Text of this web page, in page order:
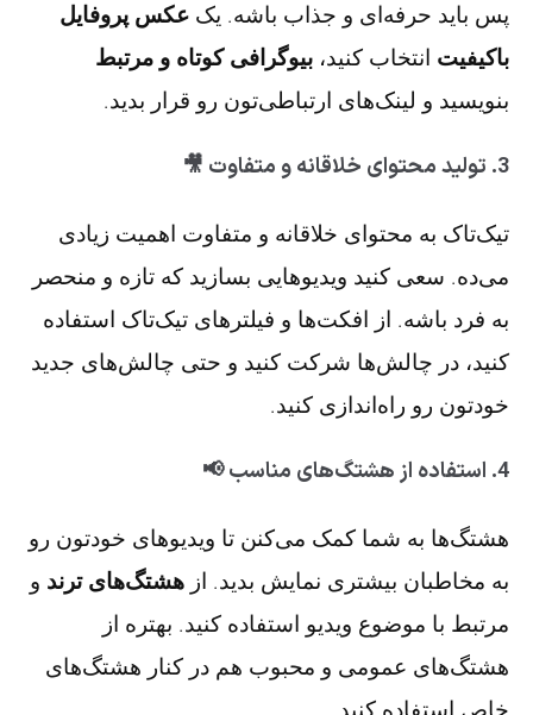
پس باید حرفه‌ای و جذاب باشه. یک عکس پروفایل
باکیفیت انتخاب کنید، بیوگرافی کوتاه و مرتبط
بنویسید و لینک‌های ارتباطی‌تون رو قرار بدید.
3. تولید محتوای خلاقانه و متفاوت 🎥
تیک‌تاک به محتوای خلاقانه و متفاوت اهمیت زیادی
می‌ده. سعی کنید ویدیوهایی بسازید که تازه و منحصر
به فرد باشه. از افکت‌ها و فیلترهای تیک‌تاک استفاده
کنید، در چالش‌ها شرکت کنید و حتی چالش‌های جدید
خودتون رو راه‌اندازی کنید.
4. استفاده از هشتگ‌های مناسب 📢
هشتگ‌ها به شما کمک می‌کنن تا ویدیوهای خودتون رو
به مخاطبان بیشتری نمایش بدید. از هشتگ‌های ترند و
مرتبط با موضوع ویدیو استفاده کنید. بهتره از
هشتگ‌های عمومی و محبوب هم در کنار هشتگ‌های